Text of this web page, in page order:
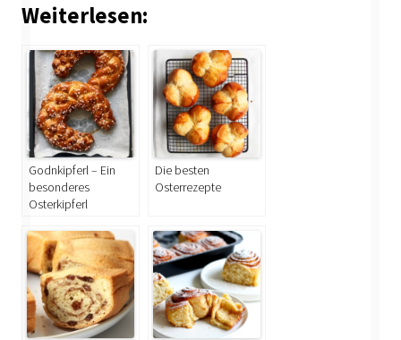
Weiterlesen:
Godnkipferl – Ein
besonderes
Osterkipferl
Die besten
Osterrezepte